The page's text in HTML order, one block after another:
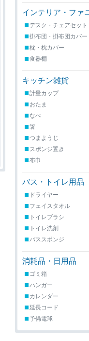
インテリア・ファ
デスク・チェアセット
掛布団・掛布団カバー
枕・枕カバー
食器棚
キッチン雑貨
計量カップ
おたま
なべ
箸
つまようじ
スポンジ置き
布巾
バス・トイレ用品
ドライヤー
フェイスタオル
トイレブラシ
トイレ洗剤
バススポンジ
消耗品・日用品
ゴミ箱
ハンガー
カレンダー
延長コード
予備電球